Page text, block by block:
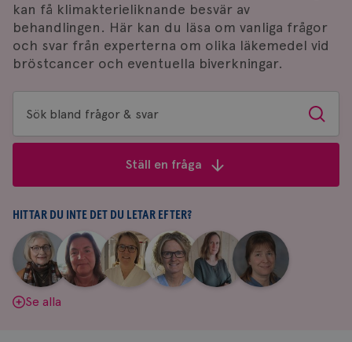
kan få klimakterieliknande besvär av
behandlingen. Här kan du läsa om vanliga frågor
och svar från experterna om olika läkemedel vid
bröstcancer och eventuella biverkningar.
Sök
bland
&
svar
Sök
Ställ en fråga
HITTAR DU INTE DET DU LETAR EFTER?
Aina
Johnsson
|
Anne
Andersson
Fredrika
Killander
|
Jeanette
Bäcklund
|
Maria
Edegran
|
Yvette
Andersson
Se alla